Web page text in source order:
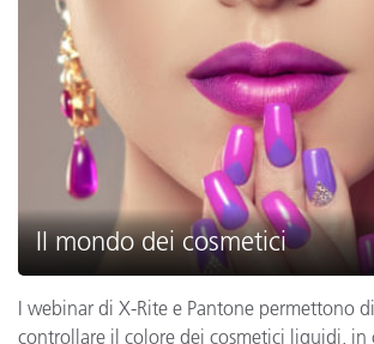
Il mondo dei cosmetici
I webinar di X-Rite e Pantone permettono
controllare il colore dei cosmetici liquidi, in